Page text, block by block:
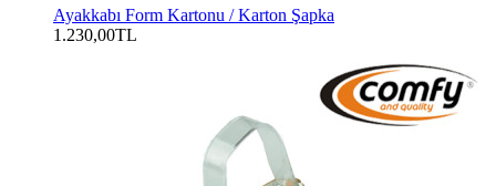
Ayakkabı Form Kartonu / Karton Şapka
1.230,00TL